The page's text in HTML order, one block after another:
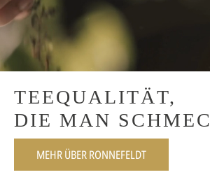
TEEQUALITÄT,
DIE MAN
MEHR ÜBER RONNEFELDT